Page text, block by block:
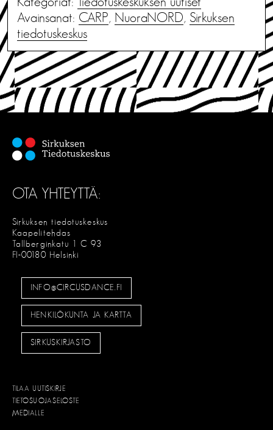
Avainsanat: CARP, NuoraNORD, Sirkuksen
tiedotuskeskus
OTA YHTEYTTÄ:
Sirkuksen tiedotuskeskus
Kaapelitehdas
Tallberginkatu 1 C 93
FI-00180 Helsinki
INFO@CIRCUSDANCE.FI
HENKILÖKUNTA JA KARTTA
SIRKUSKIRJASTO
TILAA UUTISKIRJE
TIETOSUOJASELOSTE
MEDIALLE